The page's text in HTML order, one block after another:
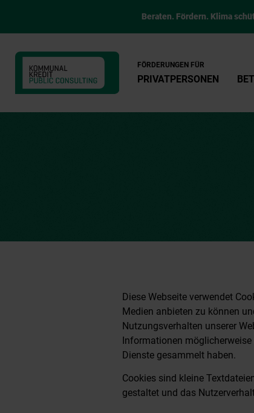
Beraten. Fördern. Klima
FÖRDERUNGEN FÜR
PRIVATPERSONEN
Diese Webseite verwendet
Medien anbieten zu können
Nutzungsverhalten unserer
Informationen
Dienste gesammelt haben.
Cookies sind kleine
gestaltet und das